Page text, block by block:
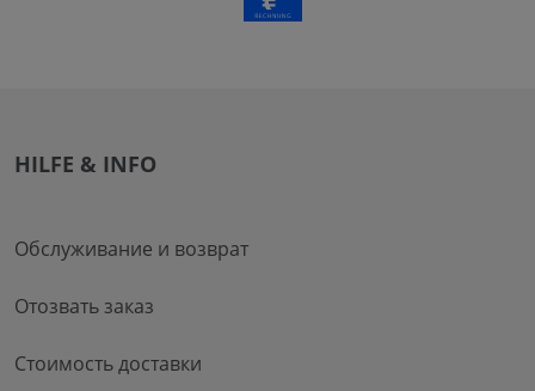
HILFE & INFO
Обслуживание и возврат
Отозвать заказ
Стоимость доставки